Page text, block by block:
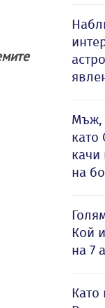
Мъж,
като
качи
на
Кой
на 7
Като